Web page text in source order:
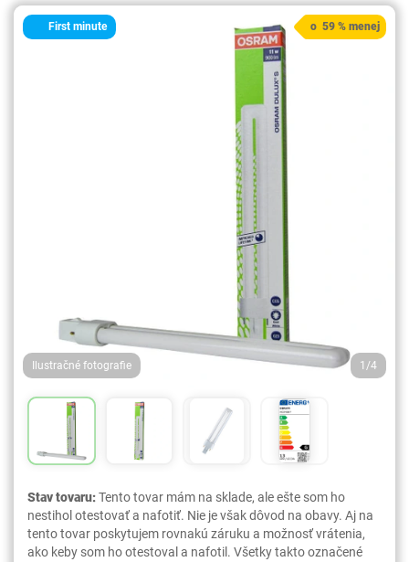
First minute
Ilustračné fotografie 1/4
o 59 % menej
Stav tovaru:Tento tovar mám na sklade, ale ešte som ho
nestihol otestovať a nafotiť. Nie je však dôvod na obavy. Aj na
tento tovar poskytujem rovnakú záruku a možnosť vrátenia,
ako keby som ho otestoval a nafotil. Všetky takto označené